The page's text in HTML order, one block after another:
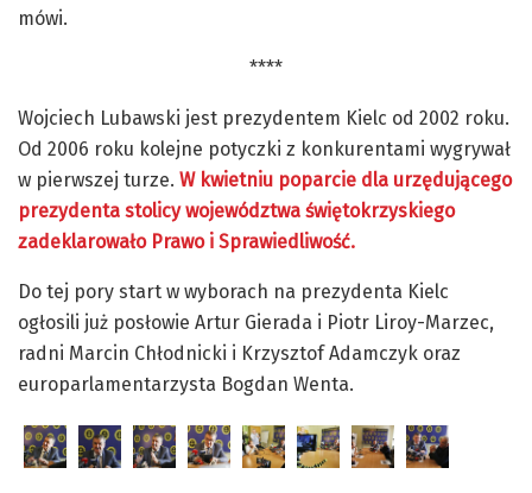
mówi.
****
Wojciech Lubawski jest prezydentem Kielc od 2002 roku.
Od 2006 roku kolejne potyczki z konkurentami wygrywał
w pierwszej turze. W kwietniu poparcie dla urzędującego
prezydenta stolicy województwa świętokrzyskiego
zadeklarowało Prawo i Sprawiedliwość.
Do tej pory start w wyborach na prezydenta Kielc
ogłosili już posłowie Artur Gierada i Piotr Liroy-Marzec,
radni Marcin Chłodnicki i Krzysztof Adamczyk oraz
europarlamentarzysta Bogdan Wenta.